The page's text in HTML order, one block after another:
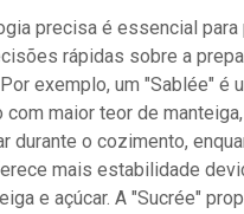
precisa é essencial
rápidas sobre a
exemplo, um "Sablée" é
com maior teor de
durante o cozimento,
mais estabilidade
e açúcar. A "Sucrée"